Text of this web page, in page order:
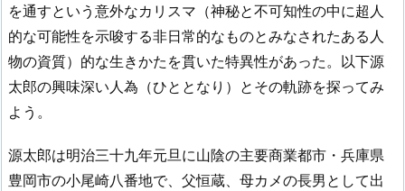
を通すという意外なカリスマ（神秘と不可知性の中に超人
的な可能性を示唆する非日常的なものとみなされたある人
物の資質）的な生きかたを貫いた特異性があった。以下源
太郎の興味深い人為（ひととなり）とその軌跡を探ってみ
よう。
源太郎は明治三十九年元旦に山陰の主要商業都市・兵庫県
豊岡市の小尾崎八番地で、父恒蔵、母カメの長男として出